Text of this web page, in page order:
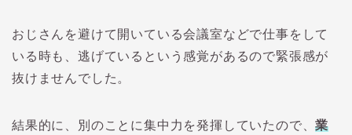
おじさんを避けて開いている会議室などで仕事をして
いる時も、逃げているという感覚があるので緊張感が
抜けませんでした。
結果的に、別のことに集中力を発揮していたので、業